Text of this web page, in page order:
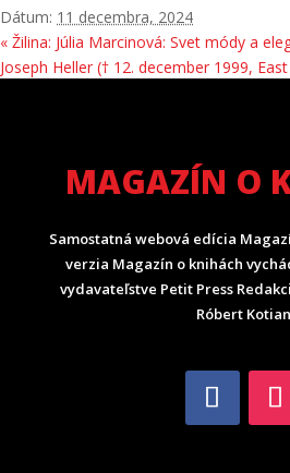
Dátum: 11 decembra, 2024
« Žilina: Júlia Marcinová: Svet módy a
Joseph Heller († 12. december 1999,
MAGAZÍN O
Samostatná webová edícia
verzia Magazín o knihách
vydavateľstve Petit Press
Róbert Kotian